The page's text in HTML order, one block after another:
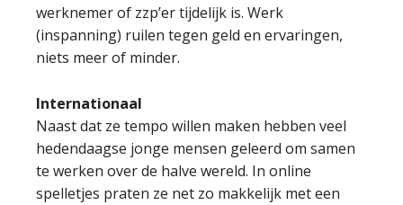
werknemer of zzp’er tijdelijk is. Werk
(inspanning) ruilen tegen geld en ervaringen,
niets meer of minder.
Internationaal
Naast dat ze tempo willen maken hebben veel
hedendaagse jonge mensen geleerd om samen
te werken over de halve wereld. In online
spelletjes praten ze net zo makkelijk met een